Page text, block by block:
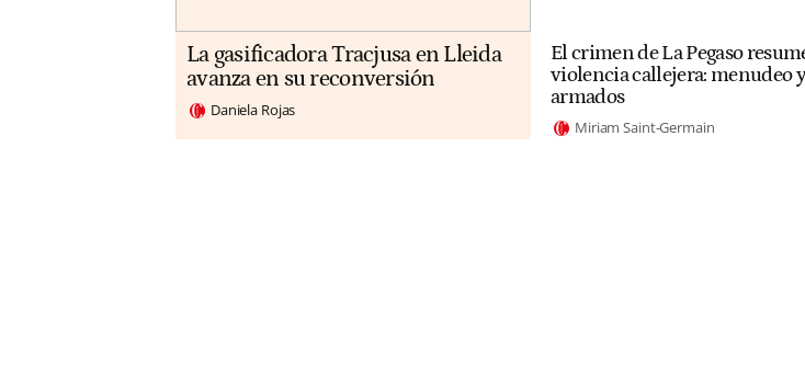
La gasificadora Tracjusa en Lleida
avanza en su reconversión
Daniela Rojas
El crimen de La Pegaso
violencia callejera: menudeo
armados
Miriam Saint-Germain